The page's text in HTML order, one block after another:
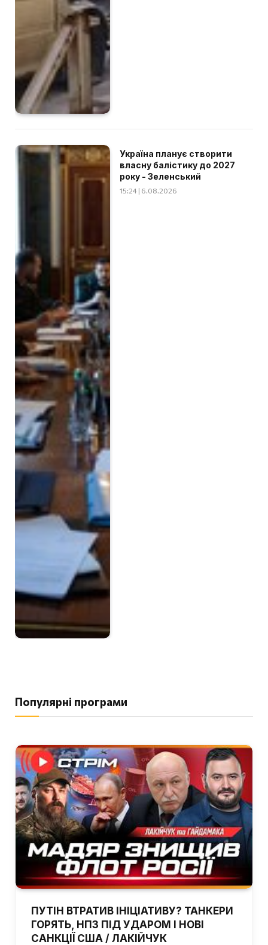
Україна планує створити
власну балістику до 2027
року - Зеленський
15:24 | 6.08.2026
Популярні програми
ПУТІН ВТРАТИВ ІНІЦІАТИВУ? ТАНКЕРИ
ГОРЯТЬ, НПЗ ПІД УДАРОМ І НОВІ
САНКЦІЇ США / ЛАКІЙЧУК